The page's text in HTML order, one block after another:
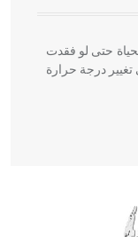
حتى لو فقدت
تغيير درجة حرارة
الرأس. ويعود